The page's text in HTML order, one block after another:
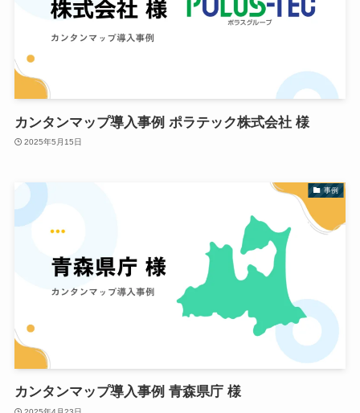
カンタンマップ導入事例 ポラテック株式会社 様
2025年5月15日
事例
カンタンマップ導入事例 青森県庁 様